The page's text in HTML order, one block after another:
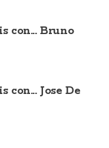
con... Bruno
con... Jose De